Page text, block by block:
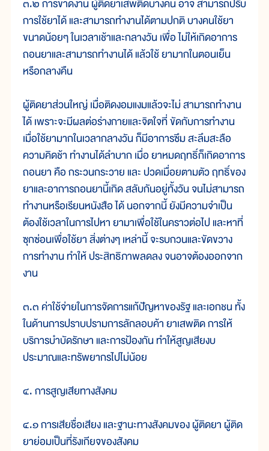
๓.๒ การขาดงาน ผู้ติดยาเสพติดบางคน อาจ สามารถปรับ
การใช้ยาได้ และสามารถทำงานได้ตามปกติ บางคนใช้ยา
ขนาดน้อยๆ ในเวลาเช้าและกลางวัน เพื่อ ไม่ให้เกิดอาการ
ถอนยาและสามารถทำงานได้ แล้วใช้ ยามากในตอนเย็น
หรือกลางคืน
ผู้ติดยาส่วนใหญ่ เมื่อติดงอมแงมแล้วจะไม่ สามารถทำงาน
ได้ เพราะจะมีผลต่อร่างกายและจิตใจที่ ขัดกับการทำงาน
เมื่อใช้ยามากในเวลากลางวัน ก็มีอาการซึม สะลึมสะลือ
ความคิดช้า ทำงานได้ลำบาก เมื่อ ยาหมดฤทธิ์ก็เกิดอาการ
ถอนยา คือ กระวนกระวาย และ ปวดเมื่อยตามตัว ฤทธิ์ของ
ยาและอาการถอนยานี้เกิด สลับกันอยู่ทั้งวัน จนไม่สามารถ
ทำงานหรือเรียนหนังสือ ได้ นอกจากนี้ ยังมีความจำเป็น
ต้องใช้เวลาในการไปหา ยามาเพื่อใช้ในคราวต่อไป และหาที่
ซุกซ่อนเพื่อใช้ยา สิ่งต่างๆ เหล่านี้ จะรบกวนและขัดขวาง
การทำงาน ทำให้ ประสิทธิภาพลดลง จนอาจต้องออกจาก
งาน
๓.๓ ค่าใช้จ่ายในการจัดการแก้ปัญหาของรัฐ และเอกชน ทั้ง
ในด้านการปราบปรามการลักลอบค้า ยาเสพติด การให้
บริการบำบัดรักษา และการป้องกัน ทำให้สูญเสียงบ
ประมาณและทรัพยากรไปไม่น้อย
๔. การสูญเสียทางสังคม
๔.๑ การเสียชื่อเสียง และฐานะทางสังคมของ ผู้ติดยา ผู้ติด
ยาย่อมเป็นที่รังเกียจของสังคม